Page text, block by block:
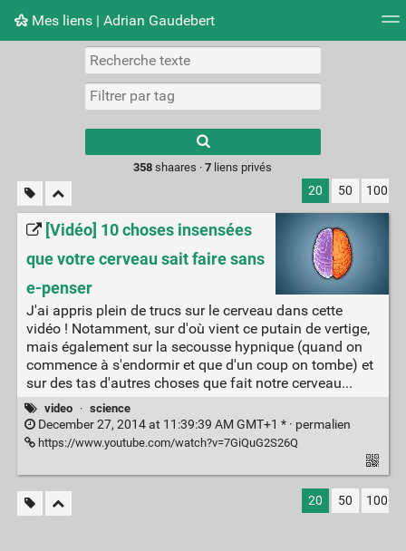
Mes liens | Adrian Gaudebert
Nuage de tags Mur d'images
results.
358 shaares ·7 liens privés
20 50 100
[Vidéo] 10 choses insensées
que votre cerveau sait faire sans
e-penser
J'ai appris plein de trucs sur le cerveau dans cette
vidéo ! Notamment, sur d'où vient ce putain de vertige,
mais également sur la secousse hypnique (quand on
commence à s'endormir et que d'un coup on tombe) et
sur des tas d'autres choses que fait notre cerveau...
video · science
December 27, 2014 at 11:39:39 AM GMT+1 * · permalien
https://www.youtube.com/watch?v=7GiQuG2S26Q
20 50 100